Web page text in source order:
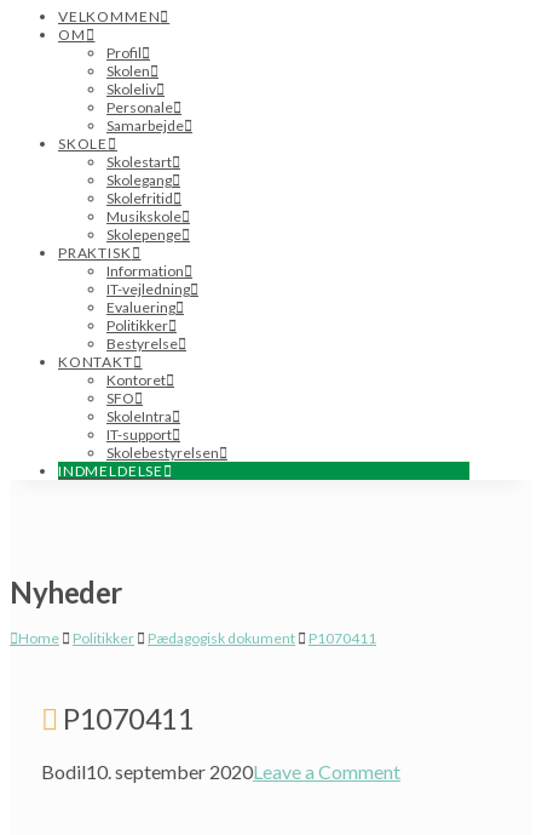
VELKOMMEN
OM
Profil
Skolen
Skoleliv
Personale
Samarbejde
SKOLE
Skolestart
Skolegang
Skolefritid
Musikskole
Skolepenge
PRAKTISK
Information
IT-vejledning
Evaluering
Politikker
Bestyrelse
KONTAKT
Kontoret
SFO
SkoleIntra
IT-support
Skolebestyrelsen
INDMELDELSE
Nyheder
Home Politikker Pædagogisk dokument P1070411
P1070411
Bodil10. september 2020Leave a Comment